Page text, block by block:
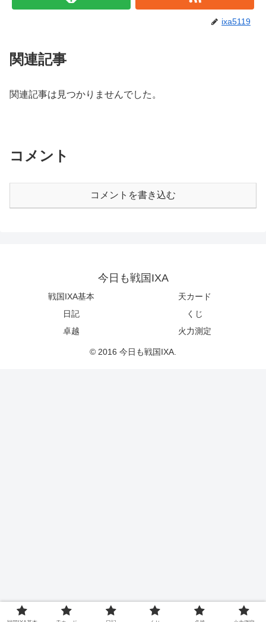
ixa5119
関連記事
関連記事は見つかりませんでした。
コメント
コメントを書き込む
今日も戦国IXA
戦国IXA基本
天カード
日記
くじ
卓越
火力測定
© 2016 今日も戦国IXA.